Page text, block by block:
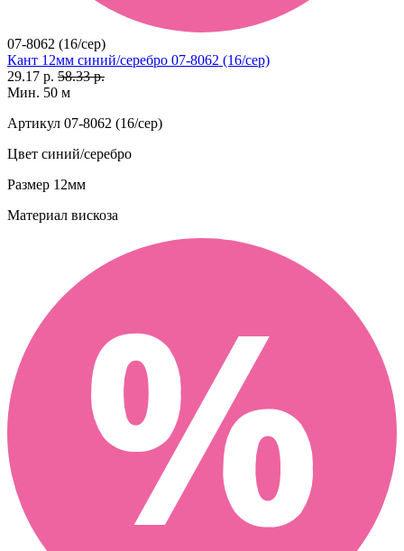
07-8062 (16/сер)
Кант 12мм синий/серебро 07-8062 (16/сер)
29.17 р. 58.33 р.
Мин. 50 м
Артикул 07-8062 (16/сер)
Цвет синий/серебро
Размер 12мм
Материал вискоза